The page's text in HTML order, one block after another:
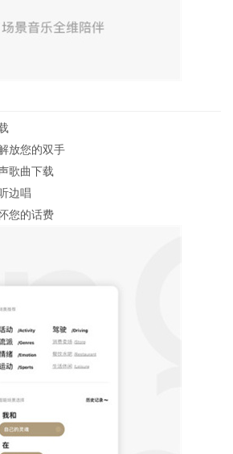
放您的双手
歌曲下载
边唱
您的话费